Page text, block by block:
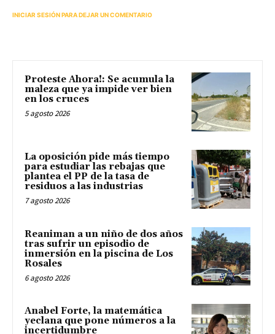
INICIAR SESIÓN PARA DEJAR UN COMENTARIO
Proteste Ahora!: Se acumula la
maleza que ya impide ver bien
en los cruces
5 agosto 2026
La oposición pide más tiempo
para estudiar las rebajas que
plantea el PP de la tasa de
residuos a las industrias
7 agosto 2026
Reaniman a un niño de dos años
tras sufrir un episodio de
inmersión en la piscina de Los
Rosales
6 agosto 2026
Anabel Forte, la matemática
yeclana que pone números a la
incertidumbre